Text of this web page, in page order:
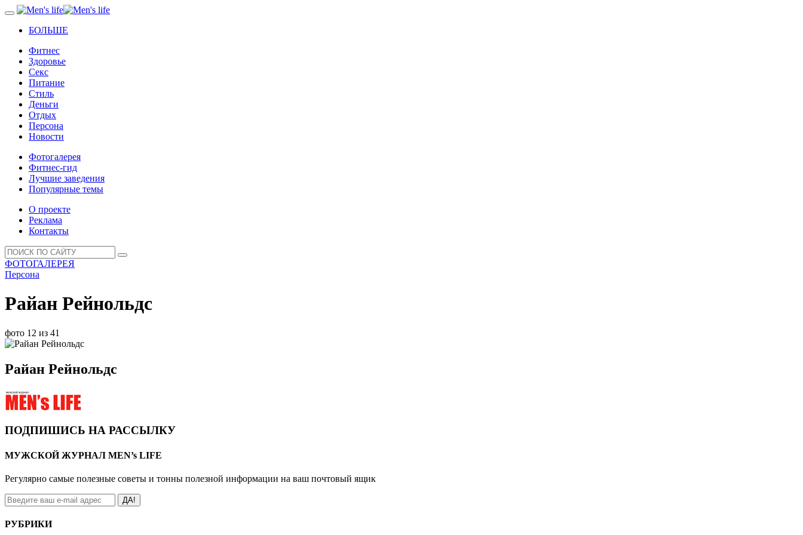
БОЛЬШЕ
Фитнес
Здоровье
Секс
Питание
Стиль
Деньги
Отдых
Персона
Новости
Фотогалерея
Фитнес-гид
Лучшие заведения
Популярные темы
О проекте
Реклама
Контакты
ФОТОГАЛЕРЕЯ
Персона
Райан Рейнольдс
фото 12 из 41
Райан Рейнольдс
ПОДПИШИСЬ НА РАССЫЛКУ
МУЖСКОЙ ЖУРНАЛ MEN’s LIFE
Регулярно самые полезные советы и тонны полезной информации на ваш почтовый ящик
ДА!
РУБРИКИ